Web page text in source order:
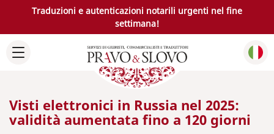
Traduzioni e autenticazioni notarili urgenti nel fine
settimana!
Visti elettronici in Russia nel 2025:
validità aumentata fino a 120 giorni